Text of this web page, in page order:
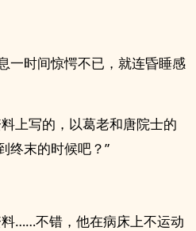
一时间惊愕不已，就连昏睡感
上写的，以葛老和唐院士的
终末的时候吧？”
……不错，他在病床上不运动